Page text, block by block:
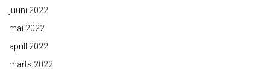
juuni 2022
mai 2022
aprill 2022
märts 2022